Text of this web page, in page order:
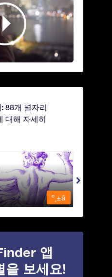
88개 별자리
대해 자세히
묶인 여자 (The
º¸±â
앱
을 보세요!